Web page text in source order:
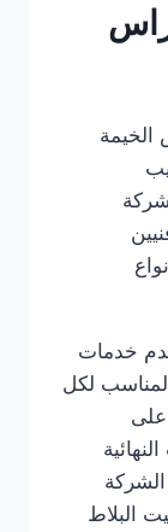
خدمات
لكل
على
الشركة
البلاط